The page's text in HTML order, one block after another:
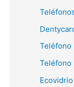
Teléfono
Teléfono